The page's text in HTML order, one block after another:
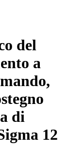
del
a
di
12